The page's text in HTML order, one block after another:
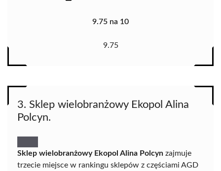
9.75 na 10
9.75
3. Sklep wielobranżowy Ekopol Alina
Polcyn.
Sklep wielobranżowy Ekopol Alina Polcyn zajmuje
trzecie miejsce w rankingu sklepów z częściami AGD